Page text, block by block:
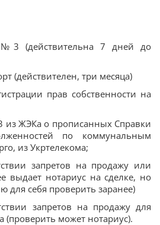
(действительна 7 дней до
(действителен, три месяца)
прав собственности на
ЖЭКа о прописанных Справки
по коммунальным
из Укртелекома;
запретов на продажу или
выдает нотариус на сделке, но
для себя проверить заранее)
запретов на продажу для
(проверить может нотариус).